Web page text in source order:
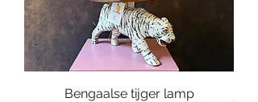
Bengaalse tijger lamp